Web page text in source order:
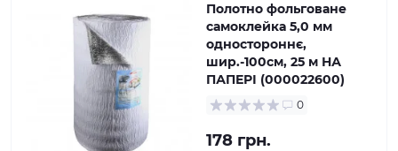
Полотно фольговане
самоклейка 5,0 мм
одностороннє,
шир.-100см, 25 м НА
ПАПЕРІ (000022600)
0
178 грн.